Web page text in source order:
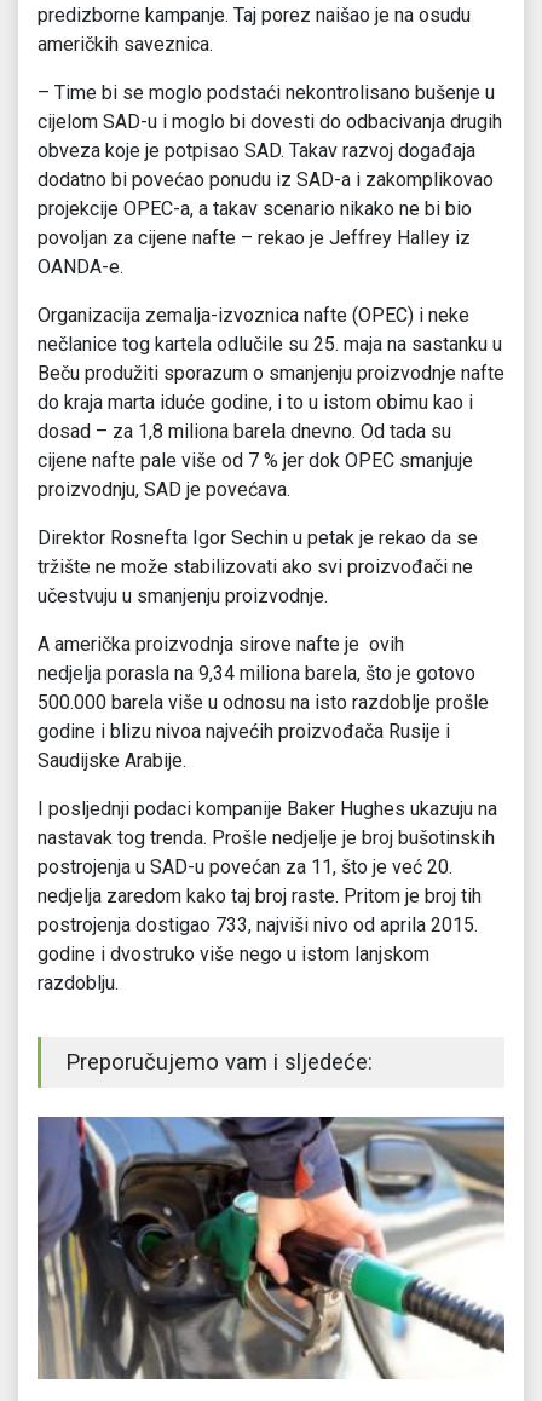
predizborne kampanje. Taj porez naišao je na osudu
američkih saveznica.
– Time bi se moglo podstaći nekontrolisano bušenje u
cijelom SAD-u i moglo bi dovesti do odbacivanja drugih
obveza koje je potpisao SAD. Takav razvoj događaja
dodatno bi povećao ponudu iz SAD-a i zakomplikovao
projekcije OPEC-a, a takav scenario nikako ne bi bio
povoljan za cijene nafte – rekao je Jeffrey Halley iz
OANDA-e.
Organizacija zemalja-izvoznica nafte (OPEC) i neke
nečlanice tog kartela odlučile su 25. maja na sastanku u
Beču produžiti sporazum o smanjenju proizvodnje nafte
do kraja marta iduće godine, i to u istom obimu kao i
dosad – za 1,8 miliona barela dnevno. Od tada su
cijene nafte pale više od 7 % jer dok OPEC smanjuje
proizvodnju, SAD je povećava.
Direktor Rosnefta Igor Sechin u petak je rekao da se
tržište ne može stabilizovati ako svi proizvođači ne
učestvuju u smanjenju proizvodnje.
A američka proizvodnja sirove nafte je ovih
nedjelja porasla na 9,34 miliona barela, što je gotovo
500.000 barela više u odnosu na isto razdoblje prošle
godine i blizu nivoa najvećih proizvođača Rusije i
Saudijske Arabije.
I posljednji podaci kompanije Baker Hughes ukazuju na
nastavak tog trenda. Prošle nedjelje je broj bušotinskih
postrojenja u SAD-u povećan za 11, što je već 20.
nedjelja zaredom kako taj broj raste. Pritom je broj tih
postrojenja dostigao 733, najviši nivo od aprila 2015.
godine i dvostruko više nego u istom lanjskom
razdoblju.
Preporučujemo vam i sljedeće: